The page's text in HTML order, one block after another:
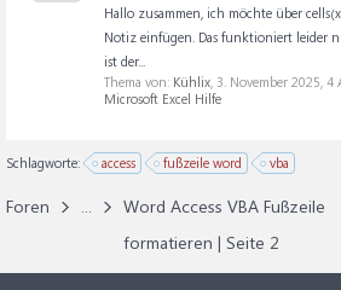
Hallo zusammen, ich möchte über
Notiz einfügen. Das funktioniert leider
ist der...
Thema von: Kühlix, 3. November 2025, 4
Microsoft Excel Hilfe
Schlagworte: access fußzeile word vba
Foren ...
Word Access VBA Fußzeile
formatieren | Seite 2